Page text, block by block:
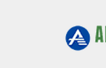
o
o
k